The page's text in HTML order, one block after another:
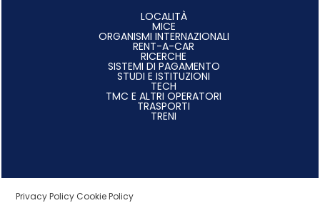
LOCALITÀ
MICE
ORGANISMI INTERNAZIONALI
RENT-A-CAR
RICERCHE
SISTEMI DI PAGAMENTO
STUDI E ISTITUZIONI
TECH
TMC E ALTRI OPERATORI
TRASPORTI
TRENI
Privacy Policy Cookie Policy